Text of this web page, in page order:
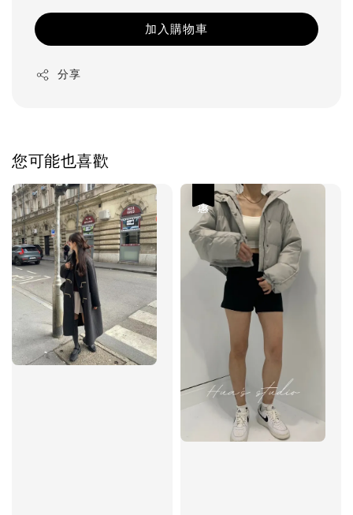
加入購物車
分享
您可能也喜歡